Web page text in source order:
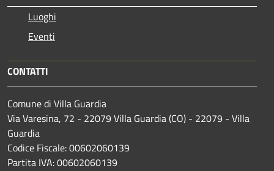
Luoghi
Eventi
CONTATTI
Comune di Villa Guardia
Via Varesina, 72 - 22079 Villa Guardia (CO) - 22079 - Villa
Guardia
Codice Fiscale: 00602060139
Partita IVA: 00602060139